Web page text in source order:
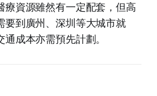
療資源雖然有一定配套，但高
要到廣州、深圳等大城市就
成本亦需預先計劃。